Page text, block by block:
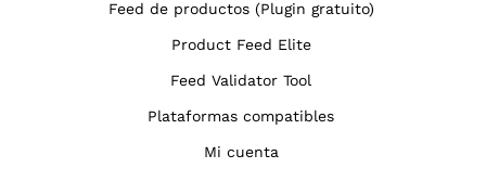
Feed de productos (Plugin gratuito)
Product Feed Elite
Feed Validator Tool
Plataformas compatibles
Mi cuenta